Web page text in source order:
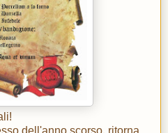
dell'anno scorso, ritorna